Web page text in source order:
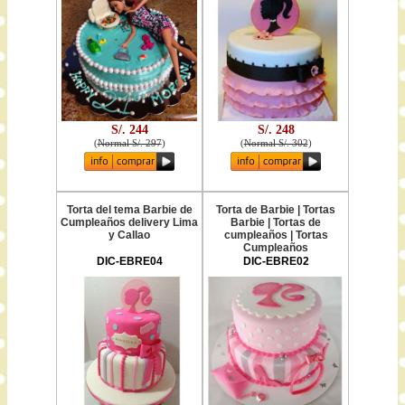
S/. 244
(Normal S/. 297)
S/. 248
(Normal S/. 302)
Torta del tema Barbie de
Cumpleaños delivery Lima
y Callao
DIC-EBRE04
Torta de Barbie | Tortas
Barbie | Tortas de
cumpleaños | Tortas
Cumpleaños
DIC-EBRE02